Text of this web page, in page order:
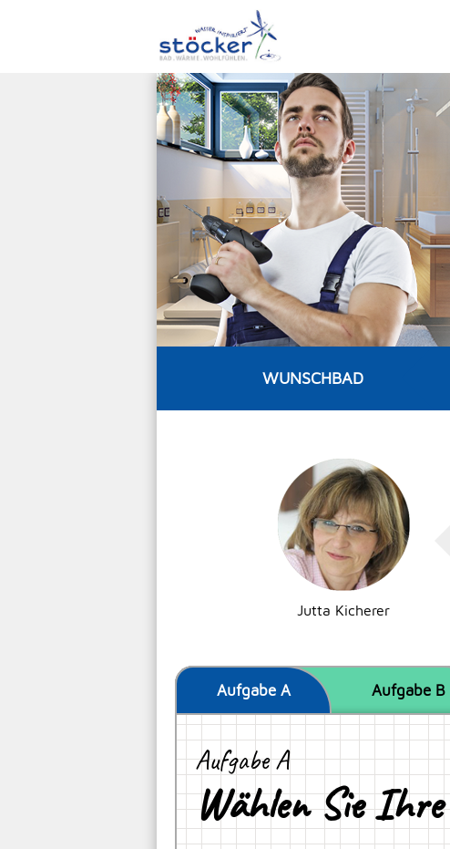
WUNSCHBAD
Jutta Kicherer
AufgabeA AufgabeB
Aufgabe A
Wählen Sie